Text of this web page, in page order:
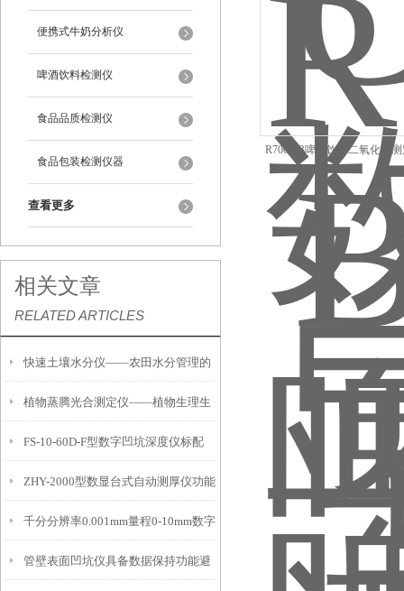
便携式牛奶分析仪
啤酒饮料检测仪
食品品质检测仪
食品包装检测仪器
查看更多
相关文章
RELATED ARTICLES
快速土壤水分仪——农田水分管理的
便携式检测工具
植物蒸腾光合测定仪——植物生理生
态的实时监测设备
FS-10-60D-F型数字凹坑深度仪标配
IP54级表头分辨率0.01mm量程
10mm！
ZHY-2000型数显台式自动测厚仪功能
特点
千分分辨率0.001mm量程0-10mm数字
埋头度仪技术参数！
管壁表面凹坑仪具备数据保持功能避
R7001-B啤酒饮料二氧化碳
量测仪